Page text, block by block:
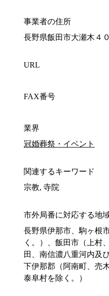
事業者の住所
長野県飯田市大瀬木４
URL
FAX番号
業界
冠婚葬祭・イベント
関連するキーワード
宗教, 寺院
市外局番に対応する地
長野県伊那市、駒ヶ根
く。）、飯田市（上村
田、南信濃八重河内及
下伊那郡（阿南町、売
泰阜村を除く。）